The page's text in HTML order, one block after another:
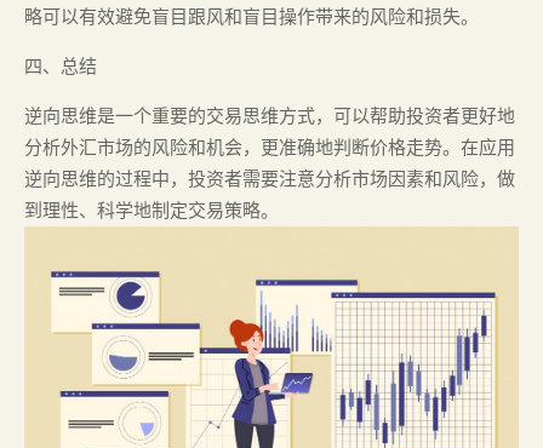
略可以有效避免盲目跟风和盲目操作带来的风险和损失。
四、总结
逆向思维是一个重要的交易思维方式，可以帮助投资者更好地
分析外汇市场的风险和机会，更准确地判断价格走势。在应用
逆向思维的过程中，投资者需要注意分析市场因素和风险，做
到理性、科学地制定交易策略。